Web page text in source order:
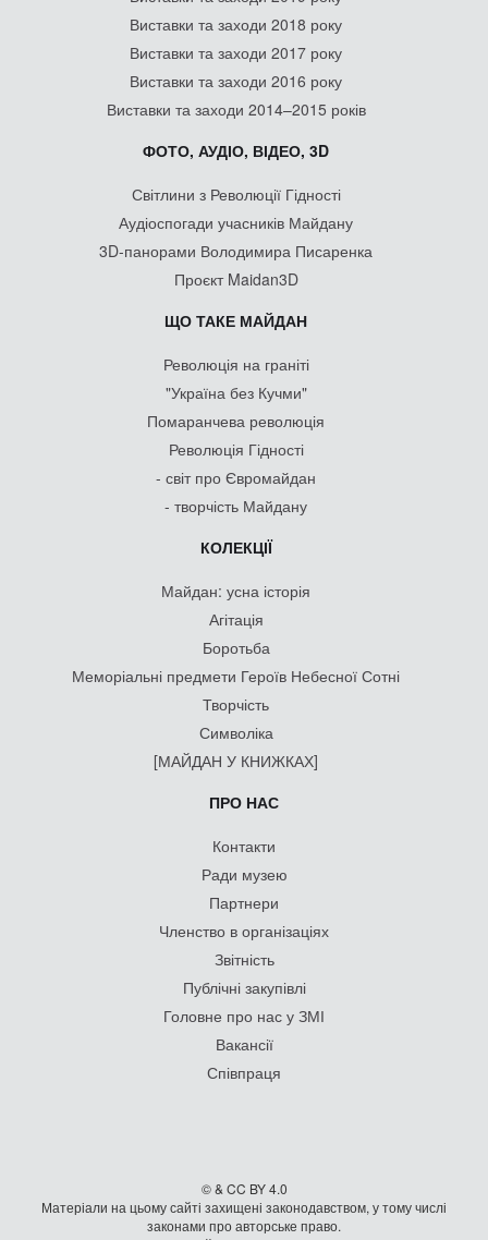
Виставки та заходи 2018 року
Виставки та заходи 2017 року
Виставки та заходи 2016 року
Виставки та заходи 2014–2015 років
ФОТО, АУДІО, ВІДЕО, 3D
Світлини з Революції Гідності
Аудіоспогади учасників Майдану
3D-панорами Володимира Писаренка
Проєкт Maidan3D
ЩО ТАКЕ МАЙДАН
Революція на граніті
"Україна без Кучми"
Помаранчева революція
Революція Гідності
- світ про Євромайдан
- творчість Майдану
КОЛЕКЦІЇ
Майдан: усна історія
Агітація
Боротьба
Меморіальні предмети Героїв Небесної Сотні
Творчість
Символіка
[МАЙДАН У КНИЖКАХ]
ПРО НАС
Контакти
Ради музею
Партнери
Членство в організаціях
Звітність
Публічні закупівлі
Головне про нас у ЗМІ
Вакансії
Співпраця
© & CC BY 4.0
Матеріали на цьому сайті захищені законодавством, у тому числі
законами про авторське право.